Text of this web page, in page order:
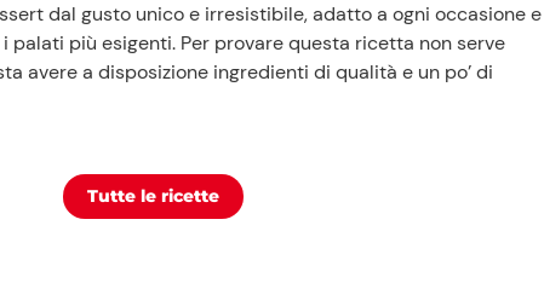
dal gusto unico e irresistibile, adatto a ogni occasione e
palati più esigenti. Per provare questa ricetta non serve
avere a disposizione ingredienti di qualità e un po’ di
Tutte le ricette